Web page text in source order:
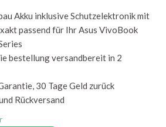
Akku inklusive Schutzelektronik mit
passend für Ihr Asus VivoBook
bestellung versandbereit in 2
30 Tage Geld zurück
Rückversand